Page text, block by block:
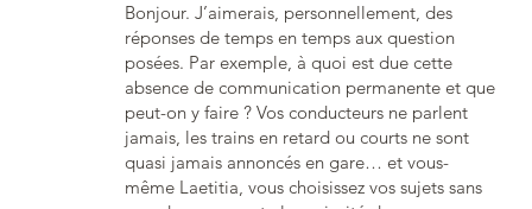
Bonjour. J’aimerais, personnellement, des
réponses de temps en temps aux question
posées. Par exemple, à quoi est due cette
absence de communication permanente et que
peut-on y faire ? Vos conducteurs ne parlent
jamais, les trains en retard ou courts ne sont
quasi jamais annoncés en gare… et vous-
même Laetitia, vous choisissez vos sujets sans